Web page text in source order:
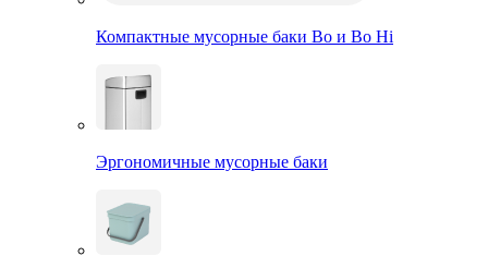
Компактные мусорные баки Bo и Bo Hi
Эргономичные мусорные баки